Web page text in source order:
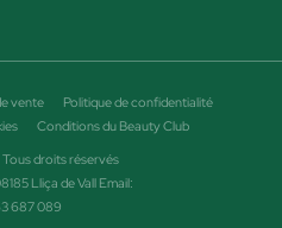
droits réservés
vente
Politique de confidentialité
Conditions du Beauty Club
Lliça de Vall Email:
687 089